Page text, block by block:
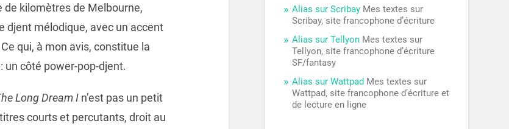
de kilomètres de Melbourne,
djent mélodique, avec un accent
qui, à mon avis, constitue la
un côté power-pop-djent.
Long Dream In’est pas un petit
courts et percutants, droit au
Alias sur Scribay Mes textes sur
Scribay, site francophone d’écriture
Alias sur Tellyon Mes textes sur
Tellyon, site francophone d’écriture
SF/fantasy
Alias sur Wattpad Mes textes sur
Wattpad, site francophone d’écriture et
de lecture en ligne